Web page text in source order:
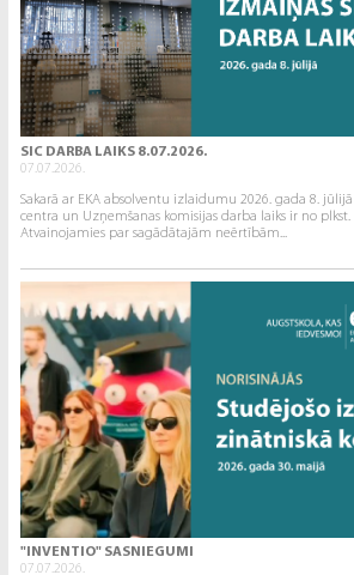
SIC DARBA LAIKS 8.07.2026.
07.07.2026.
Sakarā ar EKA absolventu izlaidumu 2026. gada 8.
centra un Uzņemšanas komisijas darba laiks ir no plkst.
Atvainojamies par sagādātajām neērtībām...
"INVENTIO" SASNIEGUMI
07.07.2026.